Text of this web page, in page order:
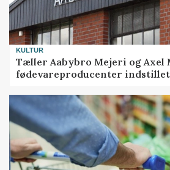
KULTUR
Tæller Aabybro Mejeri og Axel
fødevareproducenter